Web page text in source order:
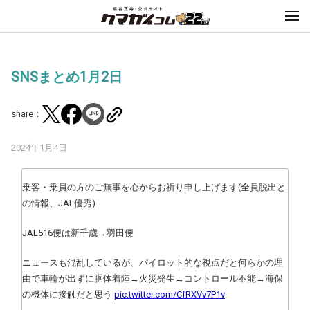
SNSまとめ1月2日
share：
2024年1月4日
乗客・乗員の方のご無事を心からお祈り申し上げます(全員脱出と
の情報、JAL優秀)
JAL516便は新千歳→羽田便
ニュースも混乱しているが、パイロット的な視点だと何らかの理
由で車輪が出ずに胴体着陸→火災発生→コントロール不能→海保
の機体に接触だと思う pic.twitter.com/CfRXVv7P1v